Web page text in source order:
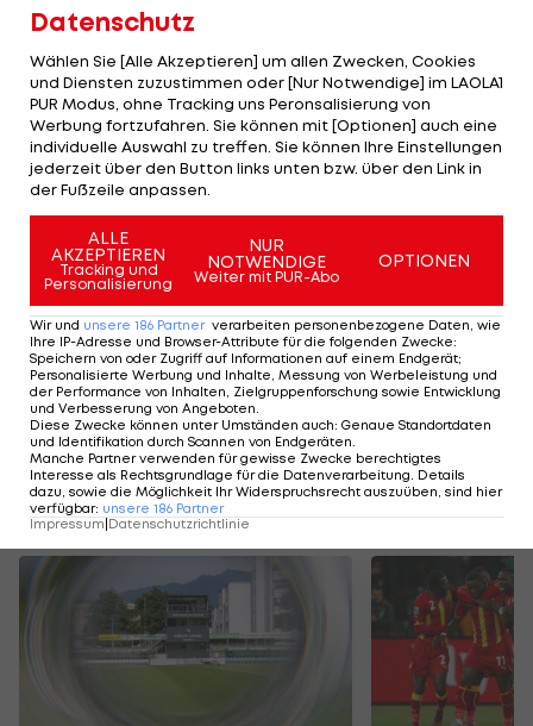
Früher spielt Marco Kasper mit den Red Wings:
Detroit trifft um Mitternacht (MEZ) auf die Buffalo
Sabres.
Kaspers Red Wings
gegen Ottawa Senators
NHL
Ranked: Die Rekord-
Torschützen der NHL
NHL
Mehr zum Thema
Datenschutz
Wählen Sie [Alle Akzeptieren] um allen Zwecken, Cookies
und Diensten zuzustimmen oder [Nur Notwendige] im LAOLA1
PUR Modus, ohne Tracking uns Peronsalisierung von
Werbung fortzufahren. Sie können mit [Optionen] auch eine
individuelle Auswahl zu treffen. Sie können Ihre Einstellungen
jederzeit über den Button links unten bzw. über den Link in
der Fußzeile anpassen.
ALLE
AKZEPTIEREN
Tracking und
Personalisierung
NUR
NOTWENDIGE
Weiter mit PUR-Abo
OPTIONEN
Wir und unsere 186 Partner verarbeiten personenbezogene Daten, wie
Ihre IP-Adresse und Browser-Attribute für die folgenden Zwecke:
Speichern von oder Zugriff auf Informationen auf einem Endgerät;
Personalisierte Werbung und Inhalte, Messung von Werbeleistung und
der Performance von Inhalten, Zielgruppenforschung sowie Entwicklung
und Verbesserung von Angeboten
Diese Zwecke können unter Umständen auch: Genaue Standortdaten
und Identifikation durch Scannen von Endgeräten
Manche Partner verwenden für gewisse Zwecke berechtigtes
Interesse als Rechtsgrundlage für die Datenverarbeitung. Details
dazu, sowie die Möglichkeit Ihr Widerspruchsrecht auszuüben, sind hier
verfügbar: unsere 186 Partner
Impressum|Datenschutzrichtlinie